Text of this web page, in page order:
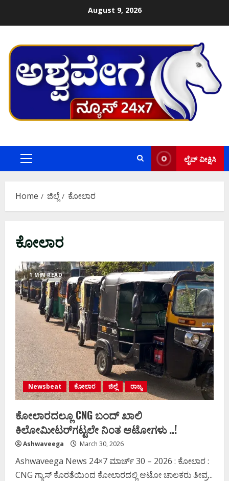
August 9, 2026
Primary
ಲೈವ್ ವೀಕ್ಷಿಸಿ
Home ಜಿಲ್ಲೆ ಕೋಲಾರ
ಕೋಲಾರ
1 MIN READ
Newsbeat ಕೋಲಾರ ಜಿಲ್ಲೆ ರಾಜ್ಯ
ಕೋಲಾರದಲ್ಲೂ CNG ಬಂದ್‌ ಖಾಲಿ
ಕಿಲೋಮೀಟರ್‌ಗಟ್ಟಲೇ ನಿಂತ ಆಟೋಗಳು ..!
Ashwaveega March 30, 2026
Ashwaveega News 24×7 ಮಾರ್ಚ್‌ 30 – 2026 : ಕೋಲಾರ :
CNG ಗ್ಯಾಸ್ ಕೊರತೆಯಿಂದ ಕೋಲಾರದಲ್ಲಿ ಆಟೋ ಚಾಲಕರು ತೀವ್ರ...